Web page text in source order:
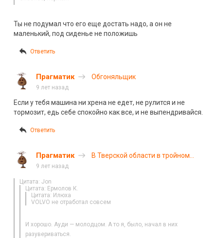
Ты не подумал что его еще достать надо, а он не
маленький, под сиденье не положишь
Ответить
Прагматик Обгоняльщик
9 лет назад
Если у тебя машина ни хрена не едет, не рулится и не
тормозит, едь себе спокойно как все, и не выпендривайся.
Ответить
Прагматик
В Тверской области в тройном
9 лет назад
Цитата: Jon
Цитата: Ермолов К.
Цитата: Илюха
VOLVO не отработал совсем
И хорошо. Ауди — молодцом. А то я, было, начал в них
разувериваться.